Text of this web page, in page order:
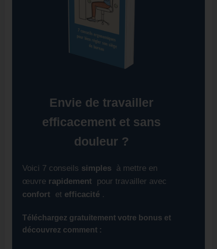
Envie de travailler
efficacement et sans
douleur ?
Voici 7 conseils simples à mettre en
œuvre rapidement
pour travailler avec
confort
et efficacité .
Téléchargez gratuitement votre bonus et
découvrez comment :